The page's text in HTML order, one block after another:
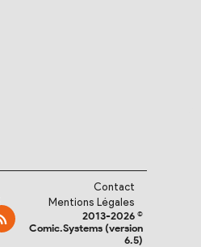
Contact
Mentions Légales
2013-2026 ©
Comic.Systems (version
6.5)